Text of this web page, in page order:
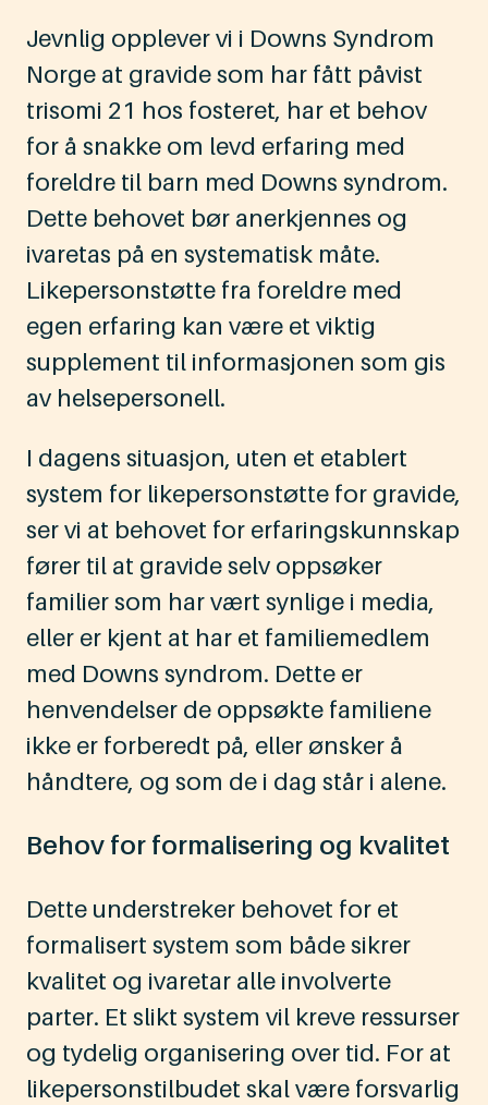
Jevnlig opplever vi i Downs Syndrom
Norge at gravide som har fått påvist
trisomi 21 hos fosteret, har et behov
for å snakke om levd erfaring med
foreldre til barn med Downs syndrom.
Dette behovet bør anerkjennes og
ivaretas på en systematisk måte.
Likepersonstøtte fra foreldre med
egen erfaring kan være et viktig
supplement til informasjonen som gis
av helsepersonell.
I dagens situasjon, uten et etablert
system for likepersonstøtte for gravide,
ser vi at behovet for erfaringskunnskap
fører til at gravide selv oppsøker
familier som har vært synlige i media,
eller er kjent at har et familiemedlem
med Downs syndrom. Dette er
henvendelser de oppsøkte familiene
ikke er forberedt på, eller ønsker å
håndtere, og som de i dag står i alene.
Behov for formalisering og kvalitet
Dette understreker behovet for et
formalisert system som både sikrer
kvalitet og ivaretar alle involverte
parter. Et slikt system vil kreve ressurser
og tydelig organisering over tid. For at
likepersonstilbudet skal være forsvarlig